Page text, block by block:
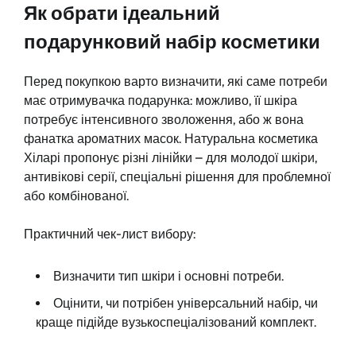
Як обрати ідеальний
подарунковий набір косметики
Перед покупкою варто визначити, які саме потреби
має отримувачка подарунка: можливо, її шкіра
потребує інтенсивного зволоження, або ж вона
фанатка ароматних масок. Натуральна косметика
Хіларі пропонує різні лінійки – для молодої шкіри,
антивікові серії, спеціальні рішення для проблемної
або комбінованої.
Практичний чек-лист вибору:
Визначити тип шкіри і основні потреби.
Оцінити, чи потрібен універсальний набір, чи
краще підійде вузькоспеціалізований комплект.